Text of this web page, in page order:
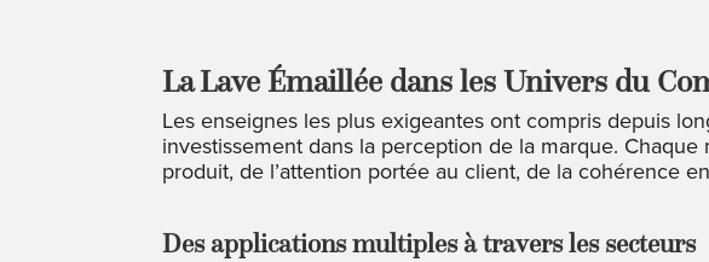
La Lave Émaillée dans les Univers du
Les enseignes les plus exigeantes ont compris depuis
investissement dans la perception de la marque.
produit, de l’attention portée au client, de la cohérence
Des applications multiples à travers les secteurs